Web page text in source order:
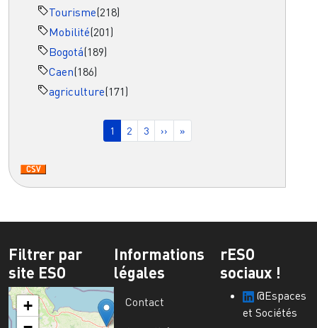
Tourisme(218)
Mobilité(201)
Bogotá(189)
Caen(186)
agriculture(171)
Page courante
1 Page
2 Page
3 Page suivante
›› Dernière page
»
Filtrer par
site ESO
+
Informations
légales
Contact
rESO
sociaux !
@Espaces
et Sociétés